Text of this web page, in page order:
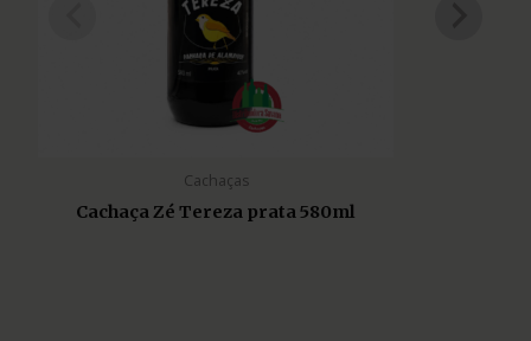
Cachaças
Cachaça Zé Tereza prata 580ml